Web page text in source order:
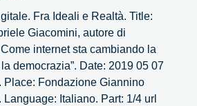
Fra Ideali e Realtà. Title:
Giacomini, autore di
internet sta cambiando la
democrazia”. Date: 2019 05 07
Place: Fondazione Giannino
Language: Italiano. Part: 1/4 url